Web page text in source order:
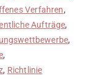
Verfahren,
Aufträge,
,
,
, Richtlinie